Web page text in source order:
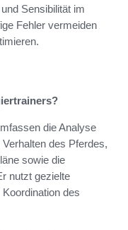
Sensibilität im
Fehler vermeiden
die Analyse
des Pferdes,
sowie die
nutzt gezielte
des